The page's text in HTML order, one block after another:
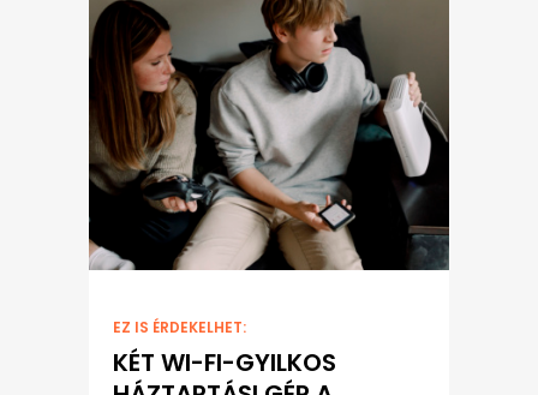
EZ IS ÉRDEKELHET:
KÉT WI-FI-GYILKOS